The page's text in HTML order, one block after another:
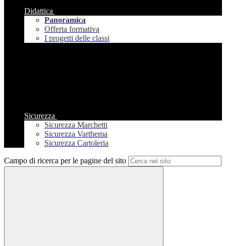
Didattica
Panoramica
Offerta formativa
I progetti delle classi
Sicurezza
Sicurezza Marchetti
Sicurezza Varthema
Sicurezza Cartoleria
Campo di ricerca per le pagine del sito